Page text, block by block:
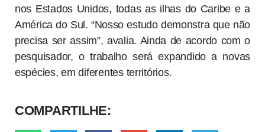
nos Estados Unidos, todas as ilhas do Caribe e a
América do Sul. “Nosso estudo demonstra que não
precisa ser assim”, avalia. Ainda de acordo com o
pesquisador, o trabalho será expandido a novas
espécies, em diferentes territórios.
COMPARTILHE: